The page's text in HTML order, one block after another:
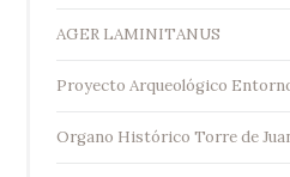
AGER LAMINITANUS
Proyecto Arqueológico
Organo Histórico Torre de